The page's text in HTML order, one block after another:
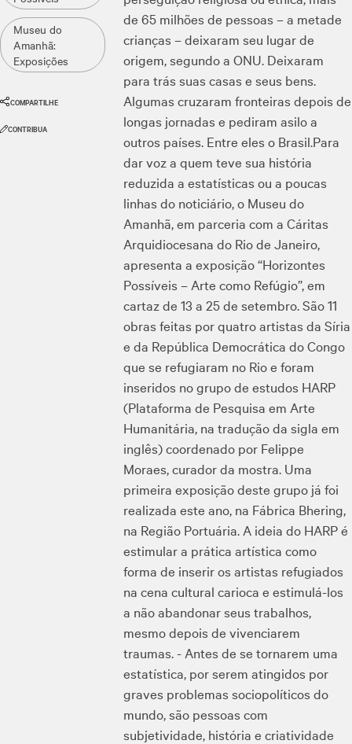
Museu do
Amanhã:
Exposições
COMPARTILHE
CONTRIBUA
de 65 milhões de pessoas – a metade
crianças – deixaram seu lugar de
origem, segundo a ONU. Deixaram
para trás suas casas e seus bens.
Algumas cruzaram fronteiras depois de
longas jornadas e pediram asilo a
outros países. Entre eles o Brasil.Para
dar voz a quem teve sua história
reduzida a estatísticas ou a poucas
linhas do noticiário, o Museu do
Amanhã, em parceria com a Cáritas
Arquidiocesana do Rio de Janeiro,
apresenta a exposição “Horizontes
Possíveis – Arte como Refúgio”, em
cartaz de 13 a 25 de setembro. São 11
obras feitas por quatro artistas da Síria
e da República Democrática do Congo
que se refugiaram no Rio e foram
inseridos no grupo de estudos HARP
(Plataforma de Pesquisa em Arte
Humanitária, na tradução da sigla em
inglês) coordenado por Felippe
Moraes, curador da mostra. Uma
primeira exposição deste grupo já foi
realizada este ano, na Fábrica Bhering,
na Região Portuária. A ideia do HARP é
estimular a prática artística como
forma de inserir os artistas refugiados
na cena cultural carioca e estimulá-los
a não abandonar seus trabalhos,
mesmo depois de vivenciarem
traumas. - Antes de se tornarem uma
estatística, por serem atingidos por
graves problemas sociopolíticos do
mundo, são pessoas com
subjetividade, história e criatividade